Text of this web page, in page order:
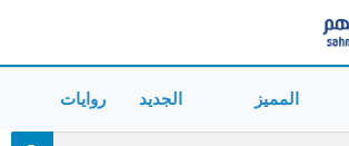
المميز الجديد روايات